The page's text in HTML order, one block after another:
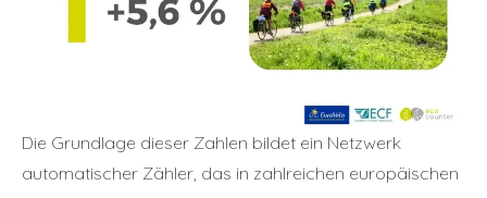
Die Grundlage dieser Zahlen bildet ein Netzwerk
automatischer Zähler, das in zahlreichen europäischen